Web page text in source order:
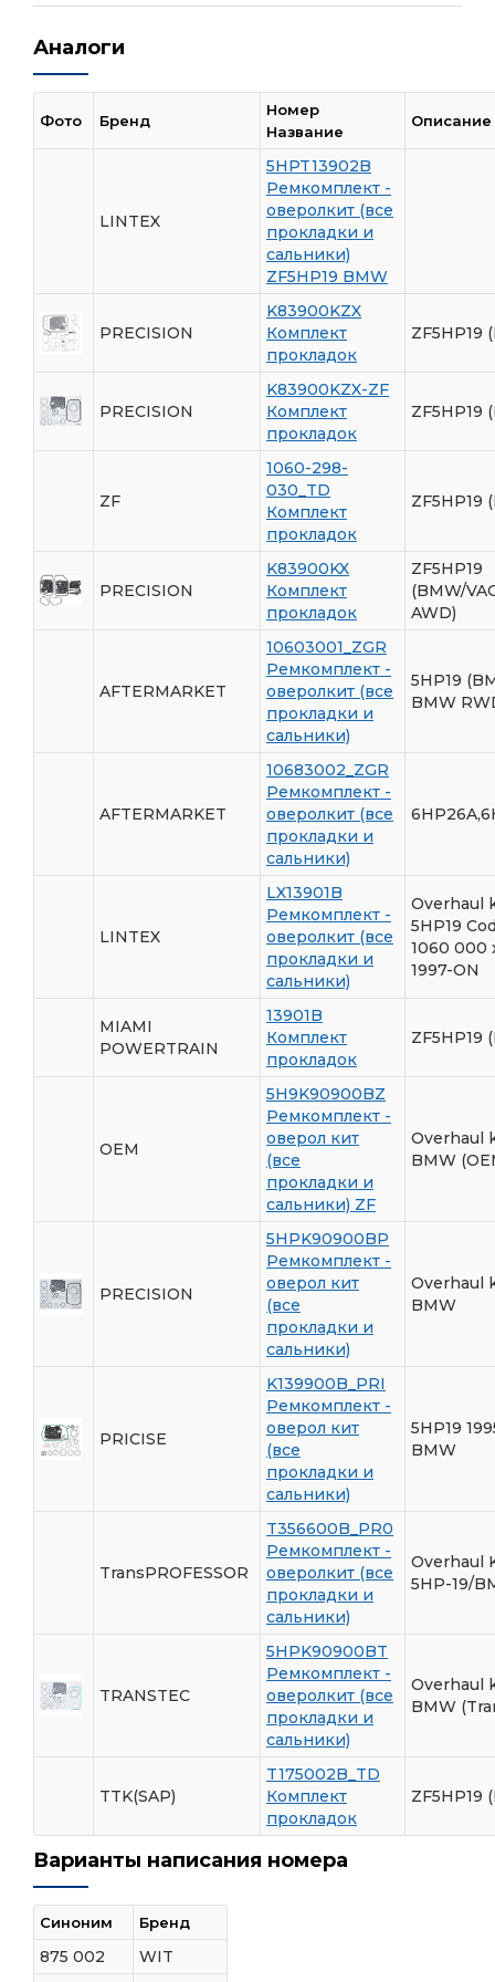
Аналоги
Фото Бренд
Номер
Название
Описание
LINTEX
5HPT13902B
Ремкомплект -
оверолкит (все
прокладки и
сальники)
ZF5HP19 BMW
PRECISION
K83900KZX
Комплект
прокладок
ZF5HP19
PRECISION
K83900KZX-ZF
Комплект
прокладок
ZF5HP19
ZF
1060-298-
030_TD
Комплект
прокладок
ZF5HP19
PRECISION
K83900KX
Комплект
прокладок
ZF5HP19
(BMW/
AWD)
AFTERMARKET
10603001_ZGR
Ремкомплект -
оверолкит (все
прокладки и
сальники)
5HP19
BMW
AFTERMARKET
10683002_ZGR
Ремкомплект -
оверолкит (все
прокладки и
сальники)
LINTEX
LX13901B
Ремкомплект -
оверолкит (все
прокладки и
сальники)
Overhaul
5HP19
1060 000
1997-ON
MIAMI
POWERTRAIN
13901B
Комплект
прокладок
ZF5HP19
OEM
5H9K90900BZ
Ремкомплект -
оверол кит
(все
прокладки и
сальники) ZF
Overhaul
BMW
PRECISION
5HPK90900BP
Ремкомплект -
оверол кит
(все
прокладки и
сальники)
Overhaul
BMW
PRICISE
K139900B_PRI
Ремкомплект -
оверол кит
(все
прокладки и
сальники)
5HP19
BMW
TransPROFESSOR
T356600B_PR0
Ремкомплект -
оверолкит (все
прокладки и
сальники)
Overhaul
5HP-19/
TRANSTEC
5HPK90900BT
Ремкомплект -
оверолкит (все
прокладки и
сальники)
Overhaul
BMW
TTK(SAP)
T175002B_TD
Комплект
прокладок
ZF5HP19
Варианты написания номера
Синоним Бренд
875 002
WIT